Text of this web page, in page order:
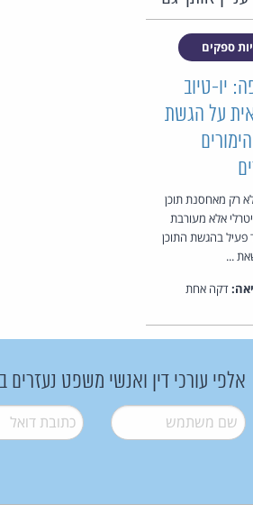
ספקים
יו-טיוב
על הגשת
לא רק מאחסנת תוכן
אלא מעורבת
פעיל בהגשת התוכן
...
דקה אחת
אלפי עורכי דין ואנשי משפט
שם משתמש* דואל*